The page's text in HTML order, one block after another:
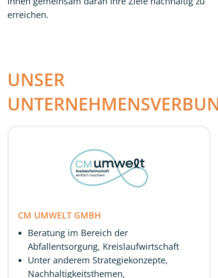
erreichen.
UNSER
CM UMWELT GMBH
Beratung im Bereich der
Abfallentsorgung, Kreislaufwirtschaft
Unter anderem Strategiekonzepte,
Nachhaltigkeitsthemen,